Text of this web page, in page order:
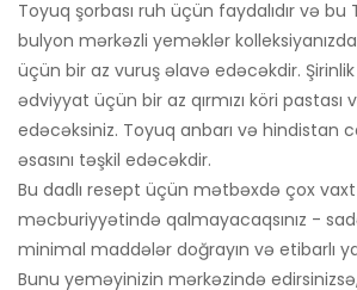
Toyuq şorbası ruh üçün faydalıdır və bu
bulyon mərkəzli yeməklər
üçün bir az vuruş əlavə edəcəkdir. Şirinlik
ədviyyat üçün bir az qırmızı köri pastası
edəcəksiniz. Toyuq anbarı və hindistan
əsasını təşkil edəcəkdir.
Bu dadlı resept üçün mətbəxdə çox
məcburiyyətində qalmayacaqsınız -
minimal maddələr doğrayın və etibarlı
Bunu yeməyinizin mərkəzində